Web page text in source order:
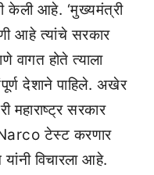
केली आहे. ‘मुख्यमंत्री
आहे त्यांचे सरकार
वागत होते त्याला
देशाने पाहिले. अखेर
सरकार
Narco टेस्ट करणार
विचारला आहे.